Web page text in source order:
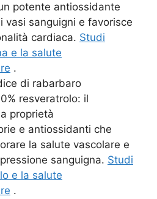
potente antiossidante
vasi sanguigni e favorisce
cardiaca. Studi
e la salute
.
di rabarbaro
resveratrolo: il
proprietà
e antiossidanti che
la salute vascolare e
sanguigna. Studi
e la salute
.